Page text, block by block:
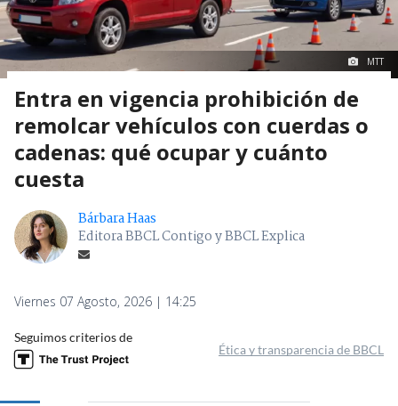
MTT
Entra en vigencia prohibición de
remolcar vehículos con cuerdas o
cadenas: qué ocupar y cuánto
cuesta
Bárbara Haas
Editora BBCL Contigo y BBCL Explica
Viernes 07 Agosto, 2026 | 14:25
Seguimos criterios de
Ética y transparencia de BBCL